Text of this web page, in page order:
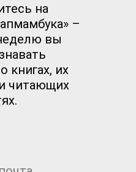
на
–
вы
книгах, их
читающих